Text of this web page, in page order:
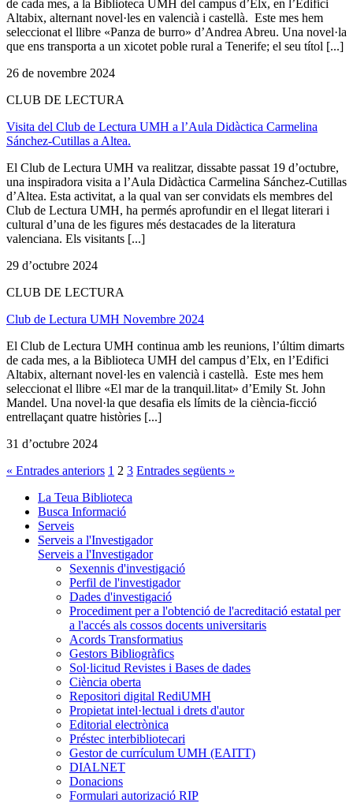
de cada mes, a la Biblioteca UMH del campus d’Elx, en l’Edifici
Altabix, alternant novel·les en valencià i castellà. Este mes hem
seleccionat el llibre «Panza de burro» d’Andrea Abreu. Una novel·la
que ens transporta a un xicotet poble rural a Tenerife; el seu títol [...]
26 de novembre 2024
CLUB DE LECTURA
Visita del Club de Lectura UMH a l’Aula Didàctica Carmelina
Sánchez-Cutillas a Altea.
El Club de Lectura UMH va realitzar, dissabte passat 19 d’octubre,
una inspiradora visita a l’Aula Didàctica Carmelina Sánchez-Cutillas
d’Altea. Esta activitat, a la qual van ser convidats els membres del
Club de Lectura UMH, ha permés aprofundir en el llegat literari i
cultural d’una de les figures més destacades de la literatura
valenciana. Els visitants [...]
29 d’octubre 2024
CLUB DE LECTURA
Club de Lectura UMH Novembre 2024
El Club de Lectura UMH continua amb les reunions, l’últim dimarts
de cada mes, a la Biblioteca UMH del campus d’Elx, en l’Edifici
Altabix, alternant novel·les en valencià i castellà. Este mes hem
seleccionat el llibre «El mar de la tranquil.litat» d’Emily St. John
Mandel. Una novel·la que desafia els límits de la ciència-ficció
entrellaçant quatre històries [...]
31 d’octubre 2024
« Entrades anteriors 1 2 3 Entrades següents »
La Teua Biblioteca
Busca Informació
Serveis
Serveis a l'Investigador
Serveis a l'Investigador
Sexennis d'investigació
Perfil de l'investigador
Dades d'investigació
Procediment per a l'obtenció de l'acreditació estatal per
a l'accés als cossos docents universitaris
Acords Transformatius
Gestors Bibliogràfics
Sol·licitud Revistes i Bases de dades
Ciència oberta
Repositori digital RediUMH
Propietat intel·lectual i drets d'autor
Editorial electrònica
Préstec interbibliotecari
Gestor de currículum UMH (EAITT)
DIALNET
Donacions
Formulari autorizació RIP